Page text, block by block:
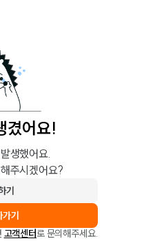
겼어요!
생했어요.
주시겠어요?
기
가기
고객센터로 문의해주세요.